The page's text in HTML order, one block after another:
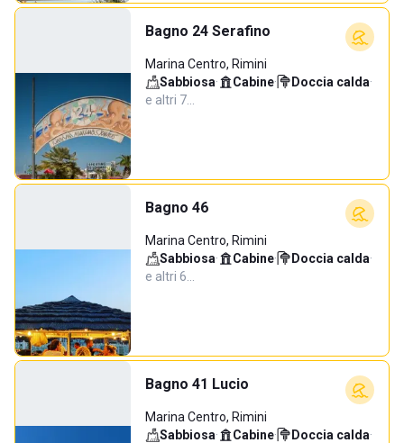
Bagno 24 Serafino
Marina Centro, Rimini
Sabbiosa· Cabine· Doccia calda·
e altri 7…
Bagno 46
Marina Centro, Rimini
Sabbiosa· Cabine· Doccia calda·
e altri 6…
Bagno 41 Lucio
Marina Centro, Rimini
Sabbiosa· Cabine· Doccia calda·